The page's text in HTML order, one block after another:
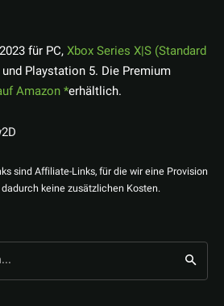
für PC,Xbox Series X|S (Standard
und Playstation 5. Die Premium
Amazon erhältlich.
sind Affiliate-Links, für die wir eine Provision
keine zusätzlichen Kosten.